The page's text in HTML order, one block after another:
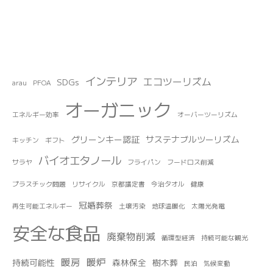
arau PFOA SDGs インテリア エコツーリズム
エネルギー効率 オーガニック オーバーツーリズム
キッチン ギフト グリーンキー認証 サステナブルツーリズム
サラヤ バイオエタノール フライパン フードロス削減
プラスチック問題 リサイクル 京都議定書 今治タオル 健康
再生可能エネルギー 冠婚葬祭 土壌汚染 地球温暖化 太陽光発電
安全な食品 廃棄物削減 循環型経済 持続可能な観光
持続可能性 暖房 暖炉 森林保全 樹木葬 民泊 気候変動